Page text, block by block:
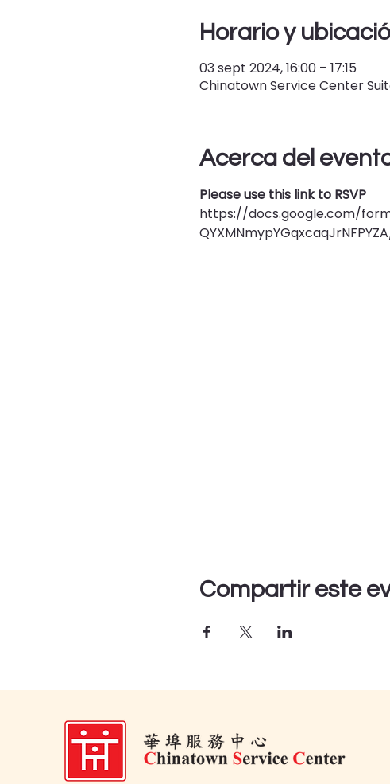
Horario y
03 sept 2024, 16:00 – 17:15
Chinatown Service Center
Acerca del
Please use this link to RSVP
https://docs.google.com/
Compartir este